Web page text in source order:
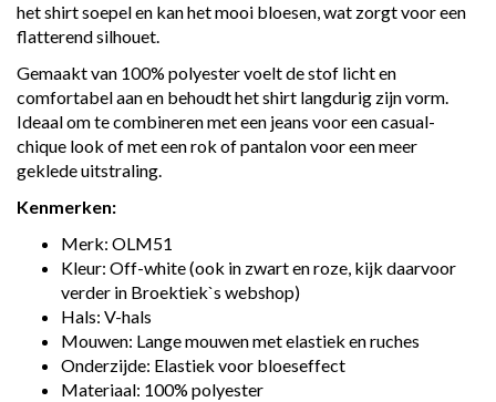
het shirt soepel en kan het mooi bloesen, wat zorgt voor een
flatterend silhouet.
Gemaakt van 100% polyester voelt de stof licht en
comfortabel aan en behoudt het shirt langdurig zijn vorm.
Ideaal om te combineren met een jeans voor een casual-
chique look of met een rok of pantalon voor een meer
geklede uitstraling.
Kenmerken:
Merk: OLM51
Kleur: Off-white (ook in zwart en roze, kijk daarvoor
verder in Broektiek`s webshop)
Hals: V-hals
Mouwen: Lange mouwen met elastiek en ruches
Onderzijde: Elastiek voor bloeseffect
Materiaal: 100% polyester